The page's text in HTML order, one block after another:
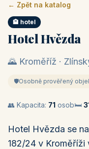
← Zpět na katalog
🏨 hotel
Hotel Hvězda
🌄 Kroměříž ·
🛡️Osobně prověřený
👥 Kapacita: 71 osob🛏️
Hotel Hvězda se
182/24 v Kroměříži